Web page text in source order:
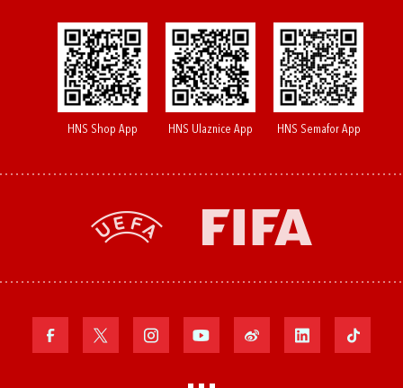
HNS Shop App HNS Ulaznice App HNS Semafor App